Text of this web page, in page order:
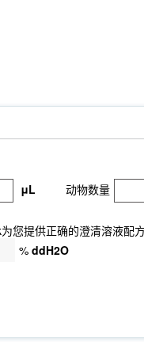
μL 动物数量
您提供正确的澄清溶液配
% ddH2O